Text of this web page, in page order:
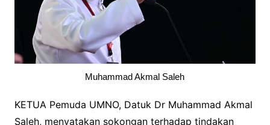
Muhammad Akmal Saleh
KETUA Pemuda UMNO, Datuk Dr Muhammad Akmal
Saleh, menyatakan sokongan terhadap tindakan